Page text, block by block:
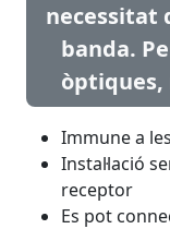
necessitat
banda.
òptiques,
Immune a
Instal·lació
receptor
Es pot